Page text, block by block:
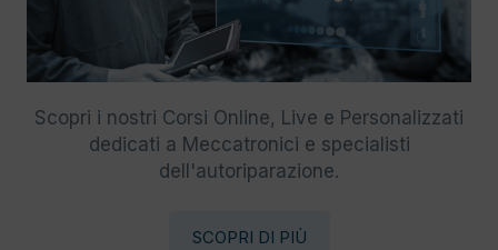
Scopri i nostri Corsi Online, Live e Personalizzati
dedicati a Meccatronici e specialisti
dell'autoriparazione.
SCOPRI DI PIÙ